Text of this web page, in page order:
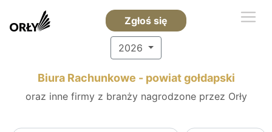
Zgłoś się
2026
Biura Rachunkowe - powiat gołdapski
oraz inne firmy z branży nagrodzone przez Orły